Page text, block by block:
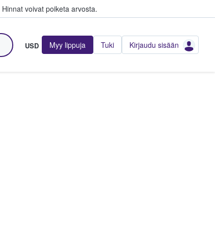
Hinnat voivat poiketa arvosta.
USD Myy lippuja Tuki Kirjaudu sisään